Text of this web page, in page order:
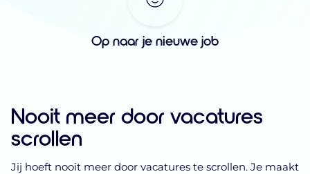
Op naar je nieuwe job
Nooit meer door vacatures
scrollen
Jij hoeft nooit meer door vacatures te scrollen. Je maakt